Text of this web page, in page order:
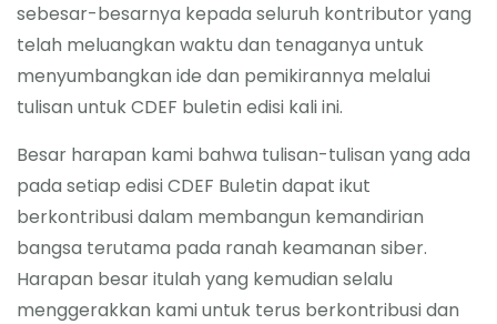
sebesar-besarnya kepada seluruh kontributor yang
telah meluangkan waktu dan tenaganya untuk
menyumbangkan ide dan pemikirannya melalui
tulisan untuk CDEF buletin edisi kali ini.
Besar harapan kami bahwa tulisan-tulisan yang ada
pada setiap edisi CDEF Buletin dapat ikut
berkontribusi dalam membangun kemandirian
bangsa terutama pada ranah keamanan siber.
Harapan besar itulah yang kemudian selalu
menggerakkan kami untuk terus berkontribusi dan